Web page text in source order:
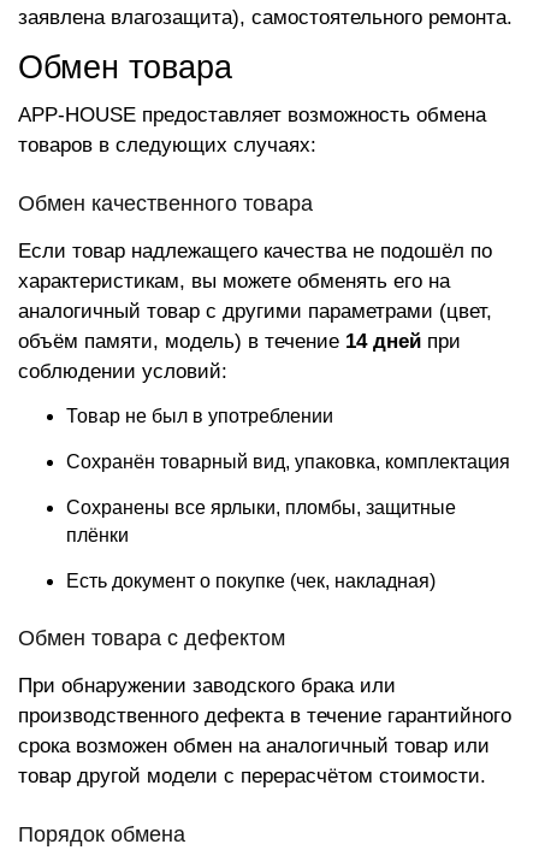
заявлена влагозащита), самостоятельного ремонта.
Обмен товара
APP-HOUSE предоставляет возможность обмена
товаров в следующих случаях:
Обмен качественного товара
Если товар надлежащего качества не подошёл по
характеристикам, вы можете обменять его на
аналогичный товар с другими параметрами (цвет,
объём памяти, модель) в течение 14 дней при
соблюдении условий:
Товар не был в употреблении
Сохранён товарный вид, упаковка, комплектация
Сохранены все ярлыки, пломбы, защитные
плёнки
Есть документ о покупке (чек, накладная)
Обмен товара с дефектом
При обнаружении заводского брака или
производственного дефекта в течение гарантийного
срока возможен обмен на аналогичный товар или
товар другой модели с перерасчётом стоимости.
Порядок обмена